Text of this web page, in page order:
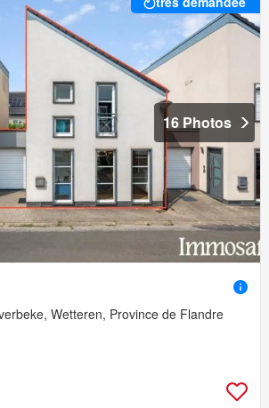
16 Photos
Wetteren, Province de Flandre